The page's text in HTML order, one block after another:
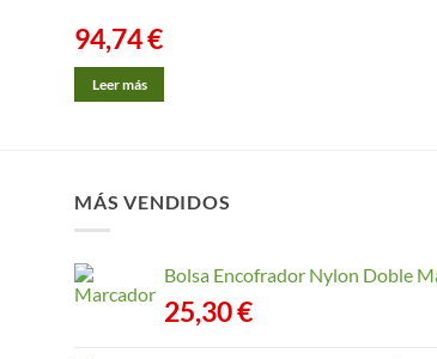
94,74€
Leer más
MÁS VENDIDOS
Bolsa Encofrador Nylon Doble
25,30€